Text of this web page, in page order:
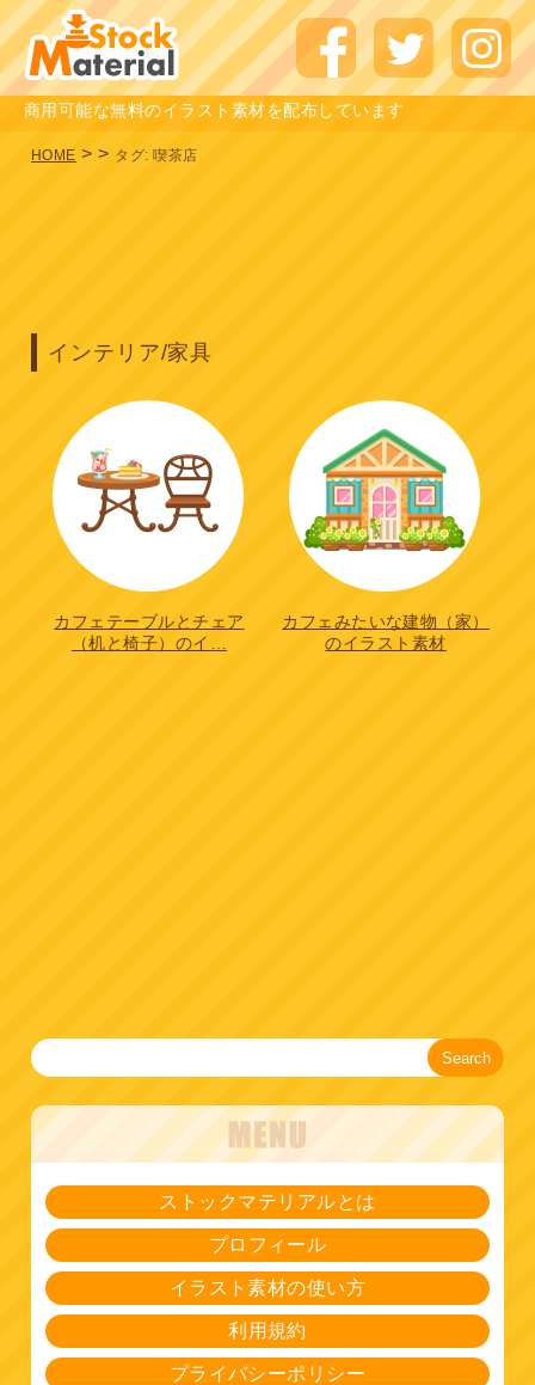
商用可能な無料のイラスト素材を配布しています
HOME >> タグ:喫茶店
インテリア/家具
カフェテーブルとチェア
（机と椅子）のイ…
カフェみたいな建物（家）
のイラスト素材
Search
ストックマテリアルとは
プロフィール
イラスト素材の使い方
利用規約
プライバシーポリシー